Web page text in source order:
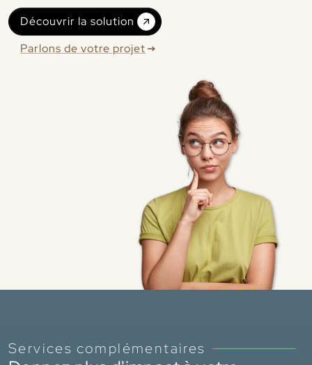
Découvrir la solution
Parlons de votre projet
Services complémentaires